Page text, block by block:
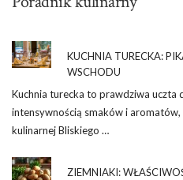
KUCHNIA TURECKA:
WSCHODU
Kuchnia turecka to prawdziwa uczta
intensywnością smaków i
kulinarnej Bliskiego …
ZIEMNIAKI: